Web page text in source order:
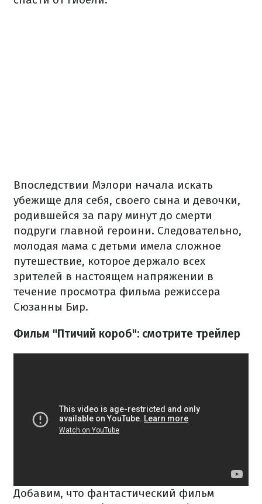
Впоследствии Мэлори начала искать
убежище для себя, своего сына и девочки,
родившейся за пару минут до смерти
подруги главной героини. Следовательно,
молодая мама с детьми имела сложное
путешествие, которое держало всех
зрителей в настоящем напряжении в
течение просмотра фильма режиссера
Сюзанны Бир.
Фильм "Птичий короб": смотрите трейлер
Добавим, что фантастический фильм